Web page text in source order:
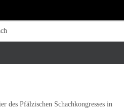
des Pfälzischen Schachkongresses in